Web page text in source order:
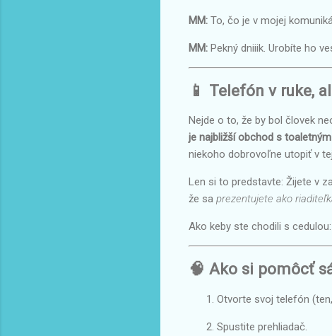
MM: To, čo je v mojej
MM: Pekný dniiik. Urobíte ho
📱 Telefón v ruke,
Nejde o to, že by bol človek
je najbližší obchod s
niekoho dobrovoľne utopiť v
Len si to predstavte: Žijete v
že sa prezentujete ako
Ako keby ste chodili s cedulou:
🧠 Ako si pomôcť
Otvorte svoj telefón
Spustite prehliadač.